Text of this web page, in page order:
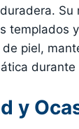
Su
templados
piel,
durante
y